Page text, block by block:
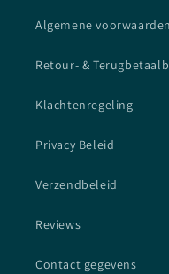
Algemene voorwaarden
Retour- &
Klachtenregeling
Privacy Beleid
Verzendbeleid
Reviews
Contact gegevens